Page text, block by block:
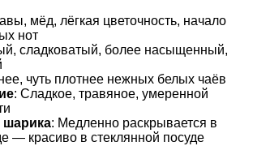
мёд, лёгкая цветочность, начало
нот
сладковатый, более насыщенный,
чуть плотнее нежных белых чаёв
: Сладкое, травяное, умеренной
шарика: Медленно раскрывается в
— красиво в стеклянной посуде